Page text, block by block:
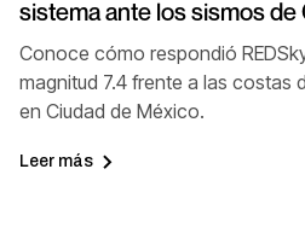
sistema ante los sismos de
Conoce cómo respondió
magnitud 7.4 frente a las costas
en Ciudad de México.
Leer más